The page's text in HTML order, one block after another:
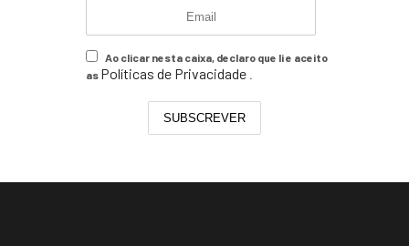
Ao clicar nesta caixa, declaro que li e aceito
as Políticas de Privacidade
SUBSCREVER